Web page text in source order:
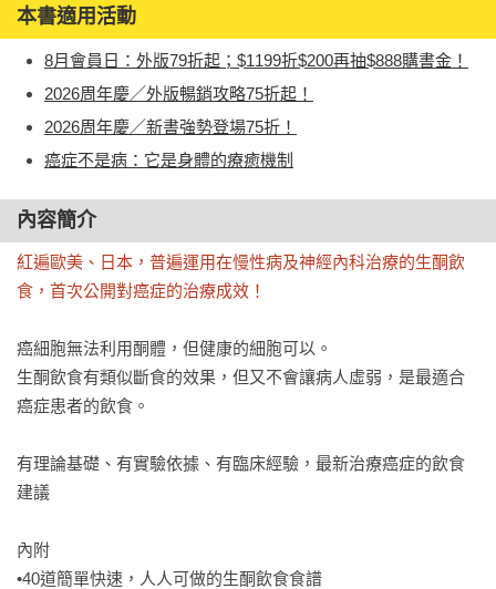
本書適用活動
8月會員日：外版79折起；$1199折$200再抽$888購書金！
2026周年慶／外版暢銷攻略75折起！
2026周年慶／新書強勢登場75折！
癌症不是病：它是身體的療癒機制
內容簡介
紅遍歐美、日本，普遍運用在慢性病及神經內科治療的生酮飲
食，首次公開對癌症的治療成效！
癌細胞無法利用酮體，但健康的細胞可以。
生酮飲食有類似斷食的效果，但又不會讓病人虛弱，是最適合
癌症患者的飲食。
有理論基礎、有實驗依據、有臨床經驗，最新治療癌症的飲食
建議
內附
•40道簡單快速，人人可做的生酮飲食食譜